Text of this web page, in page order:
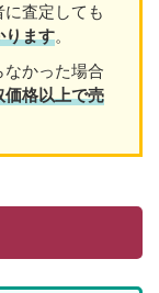
査定しても
ります。
かった場合
価格以上で売